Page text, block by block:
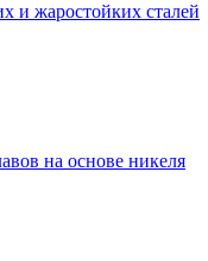
и жаростойких сталей
на основе никеля